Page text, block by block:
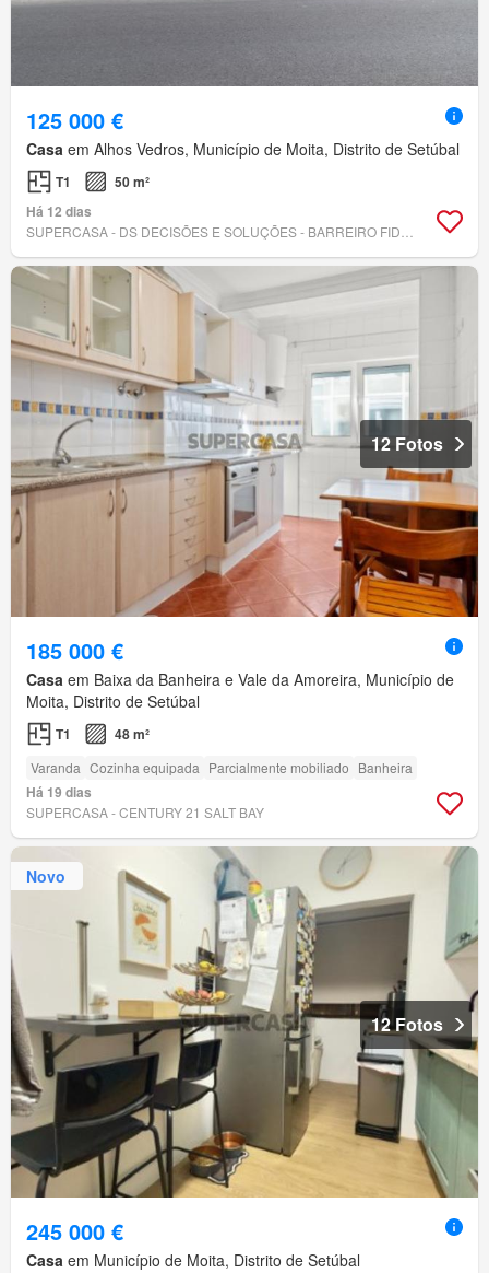
125 000 €
Casa em Alhos Vedros, Município de Moita, Distrito de Setúbal
T1
50 m²
Há 12 dias
12 Fotos
185 000 €
Casa em Baixa da Banheira e Vale da Amoreira, Município de
Moita, Distrito de Setúbal
T1 48 m²
Varanda Cozinha equipada Parcialmente mobiliado Banheira
Há 19 dias
SUPERCASA - CENTURY 21 SALT BAY
Novo
12 Fotos
245 000 €
Casa em Município de Moita, Distrito de Setúbal